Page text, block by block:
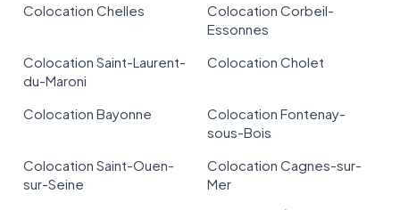
Colocation Chelles
Colocation Corbeil-
Essonnes
Colocation Saint-Laurent-
du-Maroni
Colocation Cholet
Colocation Bayonne
Colocation Fontenay-
sous-Bois
Colocation Saint-Ouen-
sur-Seine
Colocation Cagnes-sur-
Mer